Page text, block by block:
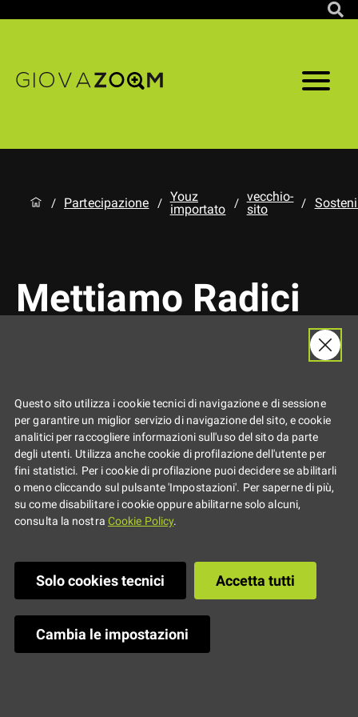
/ Partecipazione / Youz
importato
/ vecchio-
sito
/
Mettiamo Radici
per il futuro_Logo
RER.ai
Mettiamo Radici per il futuro_Logo RER.ai
Ultima modifica: 21/12/2023 11:25
Questo sito utilizza i cookie tecnici di navigazione e di sessione
per garantire un miglior servizio di navigazione del sito, e cookie
analitici per raccogliere informazioni sull'uso del sito da parte
degli utenti. Utilizza anche cookie di profilazione dell'utente per
fini statistici. Per i cookie di profilazione puoi decidere se abilitarli
o meno cliccando sul pulsante 'Impostazioni'. Per saperne di più,
su come disabilitare i cookie oppure abilitarne solo alcuni,
consulta la nostra Cookie Policy.
Solo cookies tecnici Accetta tutti
Cambia le impostazioni